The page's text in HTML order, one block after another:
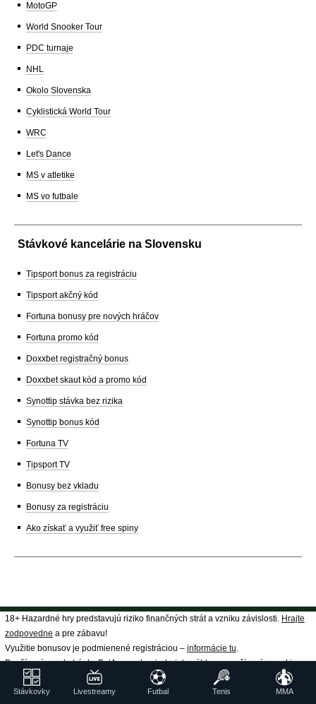
MotoGP
World Snooker Tour
PDC turnaje
NHL
Okolo Slovenska
Cyklistická World Tour
WRC
Let's Dance
MS v atletike
MS vo futbale
Stávkové kancelárie na Slovensku
Tipsport bonus za registráciu
Tipsport akčný kód
Fortuna bonusy pre nových hráčov
Fortuna promo kód
Doxxbet registračný bonus
Doxxbet skaut kód a promo kód
Synottip stávka bez rizika
Synottip bonus kód
Fortuna TV
Tipsport TV
Bonusy bez vkladu
Bonusy za registráciu
Ako získať a využiť free spiny
18+ Hazardné hry predstavujú riziko finančných strát a vzniku závislosti. Hrajte
zodpovedne a pre zábavu!
Využitie bonusov je podmienené registráciou – informácie tu.
Používaním webstránky BetArena.sk vyjadrujete súhlas s používaním cookies v
súlade s nastavením vášho prehliadača.
Na webových stránkach https://www.betarena.sk/ nie sú prevádzkované
Stávkovky Livestreamy Futbal Tenis MMA